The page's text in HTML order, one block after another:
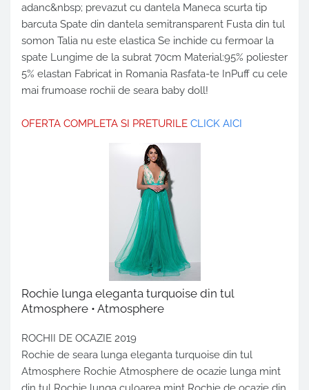
adanc&nbsp; prevazut cu dantela Maneca scurta tip
barcuta Spate din dantela semitransparent Fusta din tul
somon Talia nu este elastica Se inchide cu fermoar la
spate Lungime de la subrat 70cm Material:95% poliester
5% elastan Fabricat in Romania Rasfata-te InPuff cu cele
mai frumoase rochii de seara baby doll!
OFERTA COMPLETA SI PRETURILE CLICK AICI
Rochie lunga eleganta turquoise din tul
Atmosphere • Atmosphere
ROCHII DE OCAZIE 2019
Rochie de seara lunga eleganta turquoise din tul
Atmosphere Rochie Atmosphere de ocazie lunga mint